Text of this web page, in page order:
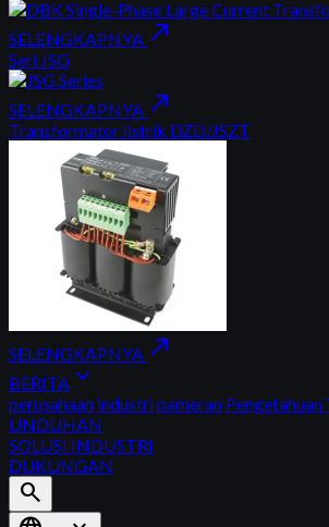
SELENGKAPNYA north_east
Seri JSG
SELENGKAPNYA north_east
Transformator listrik DZD/JSZT
SELENGKAPNYA north_east
BERITA expand_more
perusahaan industripameran Pengetahuan
UNDUHAN
SOLUSI INDUSTRI
DUKUNGAN
search